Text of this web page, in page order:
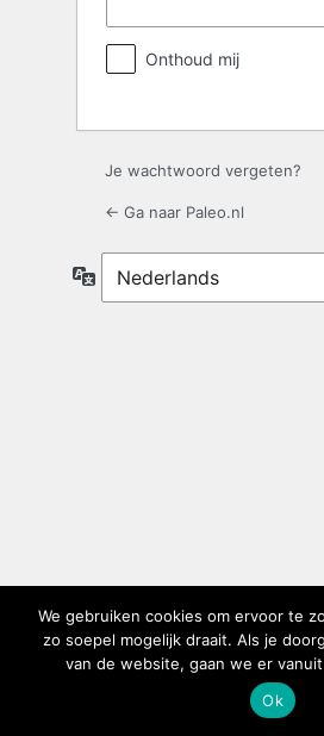
Onthoud mij
Je wachtwoord vergeten?
← Ga naar Paleo.nl
Taal
We gebruiken cookies om ervoor te
zo soepel mogelijk draait. Als je
van de website, gaan we er
Ok